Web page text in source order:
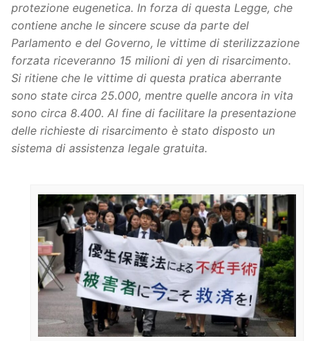
protezione eugenetica. In forza di questa Legge, che
contiene anche le sincere scuse da parte del
Parlamento e del Governo, le vittime di sterilizzazione
forzata riceveranno 15 milioni di yen di risarcimento.
Si ritiene che le vittime di questa pratica aberrante
sono state circa 25.000, mentre quelle ancora in vita
sono circa 8.400. Al fine di facilitare la presentazione
delle richieste di risarcimento è stato disposto un
sistema di assistenza legale gratuita.